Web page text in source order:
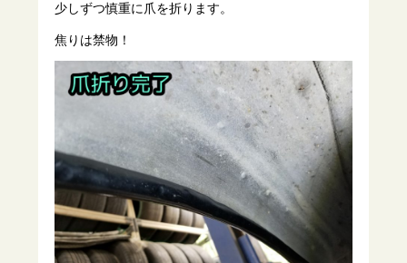
少しずつ慎重に爪を折ります。
焦りは禁物！